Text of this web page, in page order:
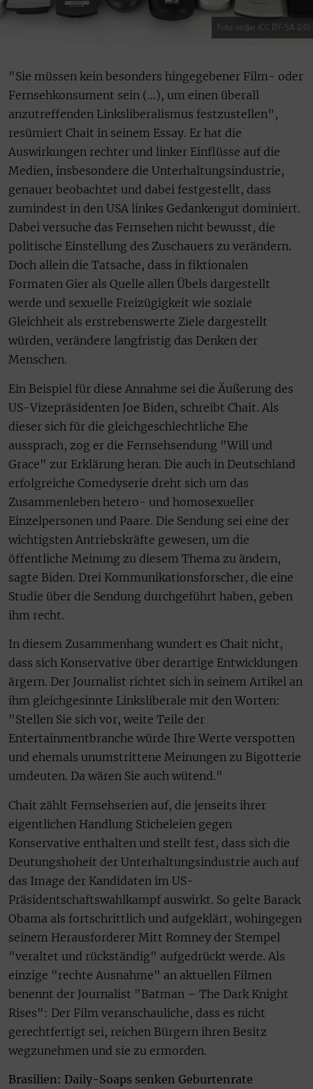
Foto: redjar (CC BY-SA 2.0)
"Sie müssen kein besonders hingegebener Film- oder
Fernsehkonsument sein (…), um einen überall
anzutreffenden Linksliberalismus festzustellen",
resümiert Chait in seinem Essay. Er hat die
Auswirkungen rechter und linker Einflüsse auf die
Medien, insbesondere die Unterhaltungsindustrie,
genauer beobachtet und dabei festgestellt, dass
zumindest in den USA linkes Gedankengut dominiert.
Dabei versuche das Fernsehen nicht bewusst, die
politische Einstellung des Zuschauers zu verändern.
Doch allein die Tatsache, dass in fiktionalen
Formaten Gier als Quelle allen Übels dargestellt
werde und sexuelle Freizügigkeit wie soziale
Gleichheit als erstrebenswerte Ziele dargestellt
würden, verändere langfristig das Denken der
Menschen.
Ein Beispiel für diese Annahme sei die Äußerung des
US-Vizepräsidenten Joe Biden, schreibt Chait. Als
dieser sich für die gleichgeschlechtliche Ehe
aussprach, zog er die Fernsehsendung "Will und
Grace" zur Erklärung heran. Die auch in Deutschland
erfolgreiche Comedyserie dreht sich um das
Zusammenleben hetero- und homosexueller
Einzelpersonen und Paare. Die Sendung sei eine der
wichtigsten Antriebskräfte gewesen, um die
öffentliche Meinung zu diesem Thema zu ändern,
sagte Biden. Drei Kommunikationsforscher, die eine
Studie über die Sendung durchgeführt haben, geben
ihm recht.
In diesem Zusammenhang wundert es Chait nicht,
dass sich Konservative über derartige Entwicklungen
ärgern. Der Journalist richtet sich in seinem Artikel an
ihm gleichgesinnte Linksliberale mit den Worten:
"Stellen Sie sich vor, weite Teile der
Entertainmentbranche würde Ihre Werte verspotten
und ehemals unumstrittene Meinungen zu Bigotterie
umdeuten. Da wären Sie auch wütend."
Chait zählt Fernsehserien auf, die jenseits ihrer
eigentlichen Handlung Sticheleien gegen
Konservative enthalten und stellt fest, dass sich die
Deutungshoheit der Unterhaltungsindustrie auch auf
das Image der Kandidaten im US-
Präsidentschaftswahlkampf auswirkt. So gelte Barack
Obama als fortschrittlich und aufgeklärt, wohingegen
seinem Herausforderer Mitt Romney der Stempel
"veraltet und rückständig" aufgedrückt werde. Als
einzige "rechte Ausnahme" an aktuellen Filmen
benennt der Journalist "Batman – The Dark Knight
Rises": Der Film veranschauliche, dass es nicht
gerechtfertigt sei, reichen Bürgern ihren Besitz
wegzunehmen und sie zu ermorden.
Brasilien: Daily-Soaps senken Geburtenrate